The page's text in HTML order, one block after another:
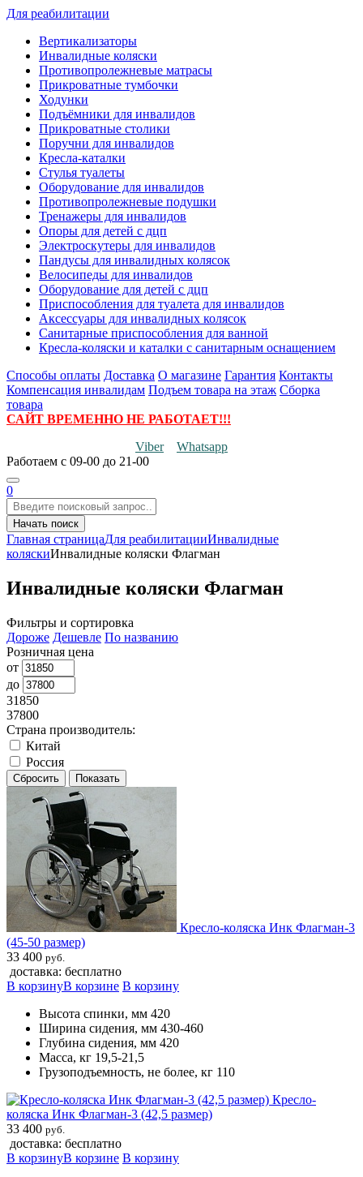
Для реабилитации
Вертикализаторы
Инвалидные коляски
Противопролежневые матрасы
Прикроватные тумбочки
Ходунки
Подъёмники для инвалидов
Прикроватные столики
Поручни для инвалидов
Кресла-каталки
Стулья туалеты
Оборудование для инвалидов
Противопролежневые подушки
Тренажеры для инвалидов
Опоры для детей с дцп
Электроскутеры для инвалидов
Пандусы для инвалидных колясок
Велосипеды для инвалидов
Оборудование для детей с дцп
Приспособления для туалета для инвалидов
Аксессуары для инвалидных колясок
Санитарные приспособления для ванной
Кресла-коляски и каталки с санитарным оснащением
Способы оплаты Доставка О магазине Гарантия Контакты
Компенсация инвалидам Подъем товара на этаж Сборка
товара
САЙТ ВРЕМЕННО НЕ РАБОТАЕТ!!!
Viber
Whatsapp
Работаем с 09-00 до 21-00
0
Начать поиск
Главная страницаДля реабилитацииИнвалидные
коляскиИнвалидные коляски Флагман
Инвалидные коляски Флагман
Фильтры и сортировка
Дороже Дешевле По названию
Розничная цена
от
до
31850
37800
Страна производитель:
Китай
Россия
Кресло-коляска Инк Флагман-3
(45-50 размер)
33 400 руб.
доставка: бесплатно
В корзинуВ корзине В корзину
Высота спинки, мм 420
Ширина сидения, мм 430-460
Глубина сидения, мм 420
Масса, кг 19,5-21,5
Грузоподъемность, не более, кг 110
Кресло-
коляска Инк Флагман-3 (42,5 размер)
33 400 руб.
доставка: бесплатно
В корзинуВ корзине В корзину